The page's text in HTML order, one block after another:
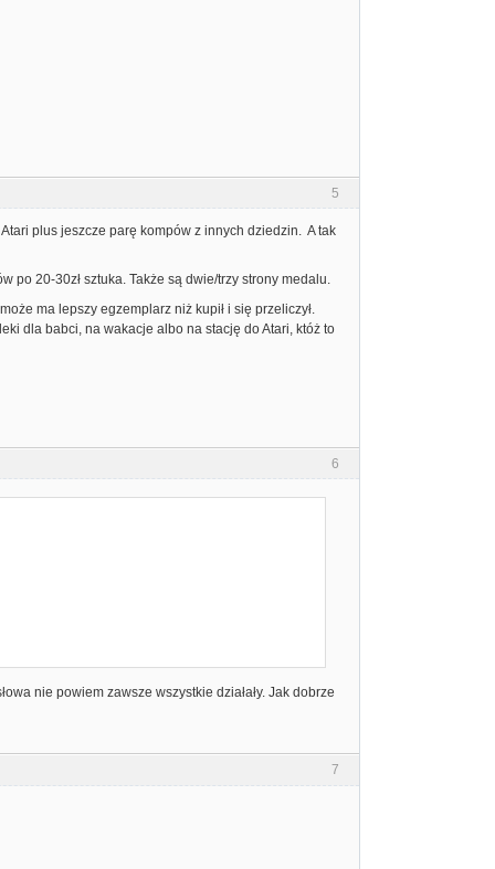
5
plus jeszcze parę kompów z innych dziedzin. A tak
po 20-30zł sztuka. Także są dwie/trzy strony medalu.
ma lepszy egzemplarz niż kupił i się przeliczył.
dla babci, na wakacje albo na stację do Atari, któż to
6
nie powiem zawsze wszystkie działały. Jak dobrze
7